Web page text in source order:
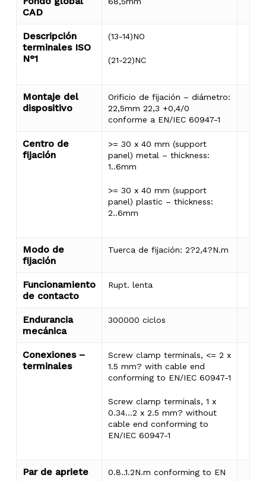
CAD
Descripción
terminales ISO
N°1
(13-14)NO
(21-22)NC
Montaje del
dispositivo
Orificio de fijación – diámetro:
22,5mm 22,3 +0,4/0
conforme a EN/IEC 60947-1
Centro de
fijación
>= 30 x 40 mm (support
panel) metal – thickness:
1..6mm
>= 30 x 40 mm (support
panel) plastic – thickness:
2..6mm
Modo de
fijación
Tuerca de fijación: 2?2,4?N.m
Funcionamiento
de contacto
Rupt. lenta
Endurancia
mecánica
300000 ciclos
Conexiones –
terminales
Screw clamp terminals, <= 2 x
1.5 mm? with cable end
conforming to EN/IEC 60947-1
Screw clamp terminals, 1 x
0.34…2 x 2.5 mm? without
cable end conforming to
EN/IEC 60947-1
Par de apriete
0.8..1.2N.m conforming to EN